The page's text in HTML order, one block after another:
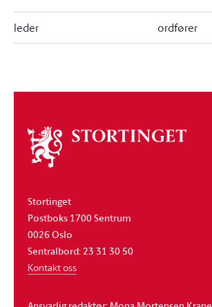
leder ordfører
Om
stortinget
Stortinget
Postboks 1700 Sentrum
0026 Oslo
Sentralbord: 23 31 30 50
Kontakt oss